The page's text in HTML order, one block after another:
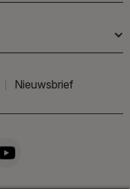
Nieuwsbrief